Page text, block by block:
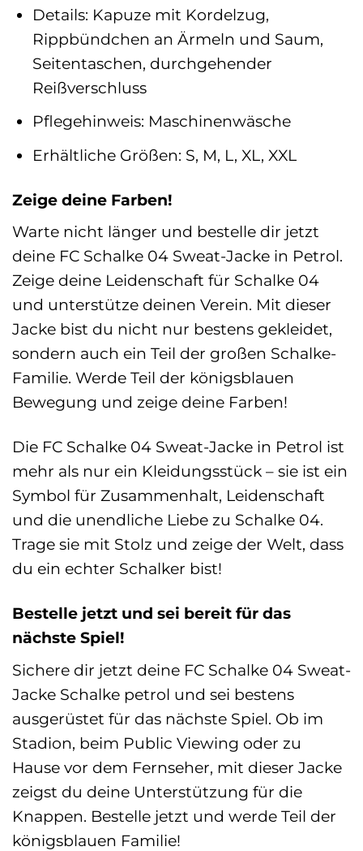
Details: Kapuze mit Kordelzug,
Rippbündchen an Ärmeln und Saum,
Seitentaschen, durchgehender
Reißverschluss
Pflegehinweis: Maschinenwäsche
Erhältliche Größen: S, M, L, XL, XXL
Zeige deine Farben!
Warte nicht länger und bestelle dir jetzt
deine FC Schalke 04 Sweat-Jacke in Petrol.
Zeige deine Leidenschaft für Schalke 04
und unterstütze deinen Verein. Mit dieser
Jacke bist du nicht nur bestens gekleidet,
sondern auch ein Teil der großen Schalke-
Familie. Werde Teil der königsblauen
Bewegung und zeige deine Farben!
Die FC Schalke 04 Sweat-Jacke in Petrol ist
mehr als nur ein Kleidungsstück – sie ist ein
Symbol für Zusammenhalt, Leidenschaft
und die unendliche Liebe zu Schalke 04.
Trage sie mit Stolz und zeige der Welt, dass
du ein echter Schalker bist!
Bestelle jetzt und sei bereit für das
nächste Spiel!
Sichere dir jetzt deine FC Schalke 04 Sweat-
Jacke Schalke petrol und sei bestens
ausgerüstet für das nächste Spiel. Ob im
Stadion, beim Public Viewing oder zu
Hause vor dem Fernseher, mit dieser Jacke
zeigst du deine Unterstützung für die
Knappen. Bestelle jetzt und werde Teil der
königsblauen Familie!